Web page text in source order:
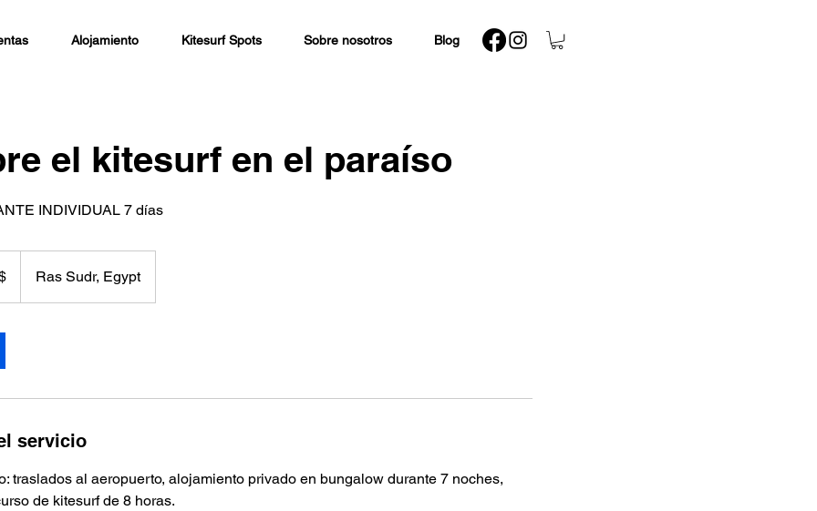
Alojamiento Kitesurf Spots Sobre nosotros Blog
el kitesurf en el paraíso
INDIVIDUAL 7 días
Ras Sudr, Egypt
servicio
traslados al aeropuerto, alojamiento privado en bungalow durante 7 noches,
de kitesurf de 8 horas.